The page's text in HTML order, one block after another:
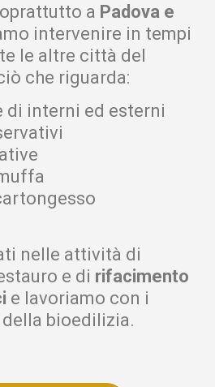
a Padova e
intervenire in tempi
le altre città del
che riguarda:
di interni ed esterni
nelle attività di
e di rifacimento
e lavoriamo con i
bioedilizia.